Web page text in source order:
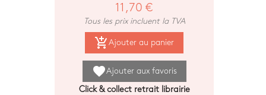
11,70 €
Tous les prix incluent la TVA
add_shopping_cart Ajouter au panier
favoriteAjouter aux favoris
Click & collect retrait librairie